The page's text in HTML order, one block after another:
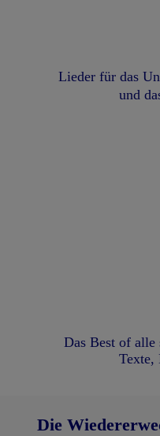
Lieder für das
und
Das Best of alle
Texte,
Die